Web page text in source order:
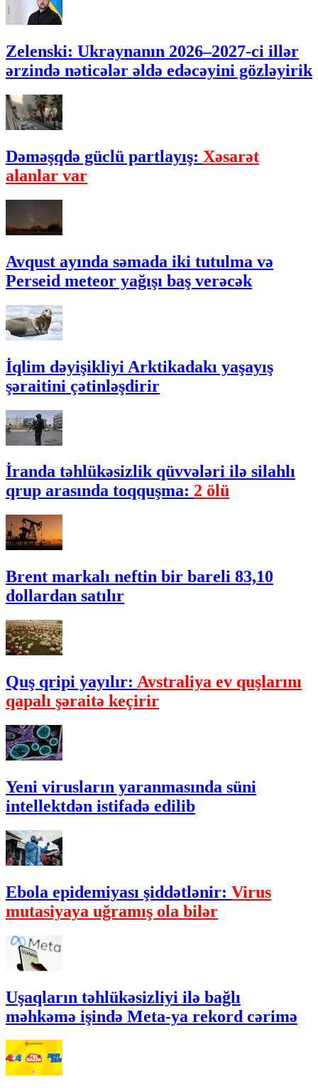
Zelenski: Ukraynanın 2026–2027-ci illər
ərzində nəticələr əldə edəcəyini gözləyirik
Dəməşqdə güclü partlayış: Xəsarət
alanlar var
Avqust ayında səmada iki tutulma və
Perseid meteor yağışı baş verəcək
İqlim dəyişikliyi Arktikadakı yaşayış
şəraitini çətinləşdirir
İranda təhlükəsizlik qüvvələri ilə silahlı
qrup arasında toqquşma: 2 ölü
Brent markalı neftin bir bareli 83,10
dollardan satılır
Quş qripi yayılır: Avstraliya ev quşlarını
qapalı şəraitə keçirir
Yeni virusların yaranmasında süni
intellektdən istifadə edilib
Ebola epidemiyası şiddətlənir: Virus
mutasiyaya uğramış ola bilər
Uşaqların təhlükəsizliyi ilə bağlı
məhkəmə işində Meta-ya rekord cərimə